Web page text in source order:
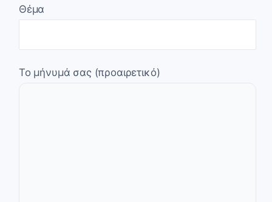
Θέμα
Το μήνυμά σας (προαιρετικό)